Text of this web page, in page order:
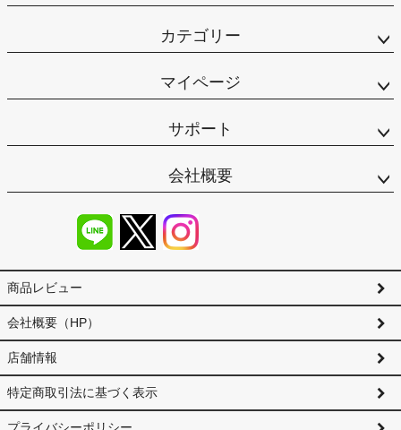
カテゴリー
マイページ
サポート
会社概要
商品レビュー
会社概要（HP）
店舗情報
特定商取引法に基づく表示